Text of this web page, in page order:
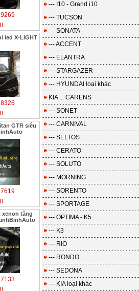
led X-LIGHT
GTR siêu
xenon tăng
--- I10 - Grand i10
--- TUCSON
--- SONATA
--- ACCENT
--- ELANTRA
--- STARGAZER
--- HYUNDAI loại khác
KIA ... CARENS
--- SONET
--- CARNIVAL
--- SELTOS
--- CERATO
--- SOLUTO
--- MORNING
--- SORENTO
--- SPORTAGE
--- OPTIMA - K5
--- K3
--- RIO
--- RONDO
--- SEDONA
--- KIA loại khác